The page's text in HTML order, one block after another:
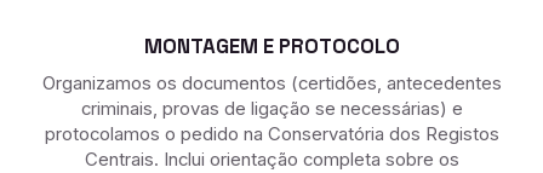
MONTAGEM E PROTOCOLO
Organizamos os documentos (certidões, antecedentes
criminais, provas de ligação se necessárias) e
protocolamos o pedido na Conservatória dos Registos
Centrais. Inclui orientação completa sobre os